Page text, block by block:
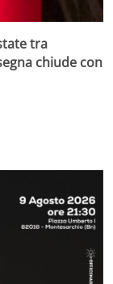
tra
chiude con